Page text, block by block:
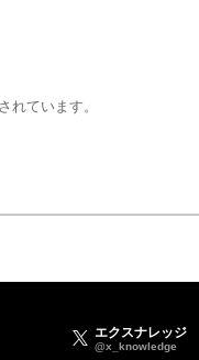
ています。
エクスナレッジ
@x_knowledge